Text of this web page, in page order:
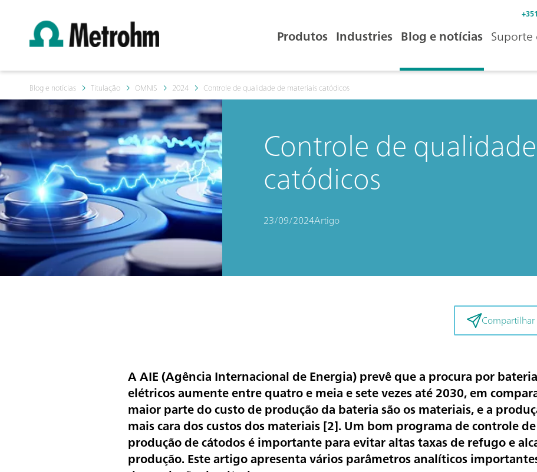
Produtos Industries Blog e notícias Suporte
Blog e notícias Titulação OMNIS 2024 Controle de qualidade de materiais catódicos
Controle de
catódicos
23/09/2024Artigo
A AIE (Agência Internacional de Energia) prevê que a procura por
elétricos aumente entre quatro e meia e sete vezes até 2030, em
maior parte do custo de produção da bateria são os materiais, e a
mais cara dos custos dos materiais [2]. Um bom programa de controle
produção de cátodos é importante para evitar altas taxas de refugo e
produção. Este artigo apresenta vários parâmetros analíticos